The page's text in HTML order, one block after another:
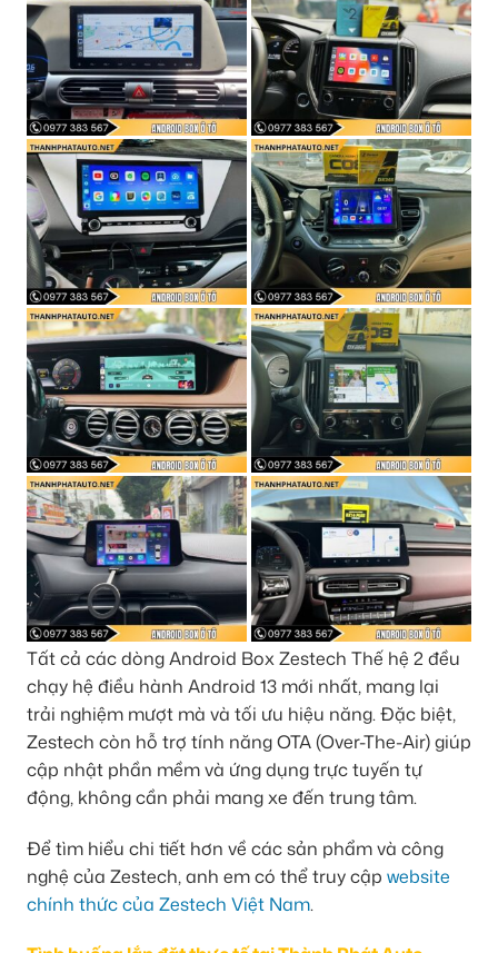
Tất cả các dòng Android Box Zestech Thế hệ 2 đều
chạy hệ điều hành Android 13 mới nhất, mang lại
trải nghiệm mượt mà và tối ưu hiệu năng. Đặc biệt,
Zestech còn hỗ trợ tính năng OTA (Over-The-Air) giúp
cập nhật phần mềm và ứng dụng trực tuyến tự
động, không cần phải mang xe đến trung tâm.
Để tìm hiểu chi tiết hơn về các sản phẩm và công
nghệ của Zestech, anh em có thể truy cập website
chính thức của Zestech Việt Nam.